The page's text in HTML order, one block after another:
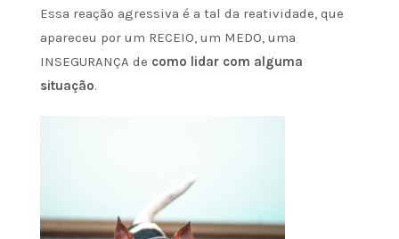
Essa reação agressiva é a tal da reatividade, que
apareceu por um RECEIO, um MEDO, uma
INSEGURANÇA de como lidar com alguma
situação.